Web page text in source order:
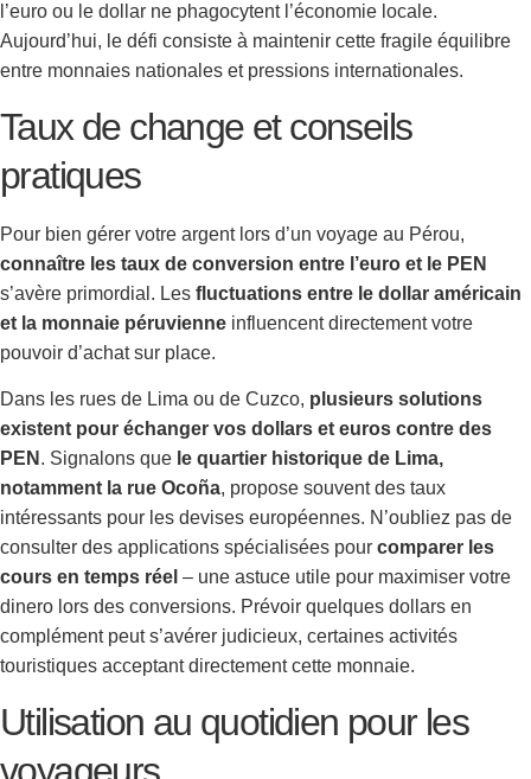
l’euro ou le dollar ne phagocytent l’économie locale.
Aujourd’hui, le défi consiste à maintenir cette fragile équilibre
entre monnaies nationales et pressions internationales.
Taux de change et conseils
pratiques
Pour bien gérer votre argent lors d’un voyage au Pérou,
connaître les taux de conversion entre l’euro et le PEN
s’avère primordial. Les fluctuations entre le dollar américain
et la monnaie péruvienne influencent directement votre
pouvoir d’achat sur place.
Dans les rues de Lima ou de Cuzco, plusieurs solutions
existent pour échanger vos dollars et euros contre des
PEN . Signalons que le quartier historique de Lima,
notamment la rue Ocoña, propose souvent des taux
intéressants pour les devises européennes. N’oubliez pas de
consulter des applications spécialisées pour comparer les
cours en temps réel – une astuce utile pour maximiser votre
dinero lors des conversions. Prévoir quelques dollars en
complément peut s’avérer judicieux, certaines activités
touristiques acceptant directement cette monnaie.
Utilisation au quotidien pour les
voyageurs